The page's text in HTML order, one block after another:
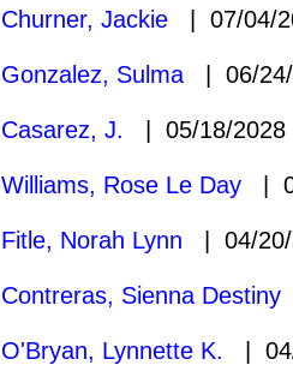
Churner, Jackie | 07/04/
Gonzalez, Sulma | 06/
Casarez, J. | 05/18/
Williams, Rose Le Day |
Fitle, Norah Lynn | 04/
Contreras, Sienna Destiny
O'Bryan, Lynnette K. |